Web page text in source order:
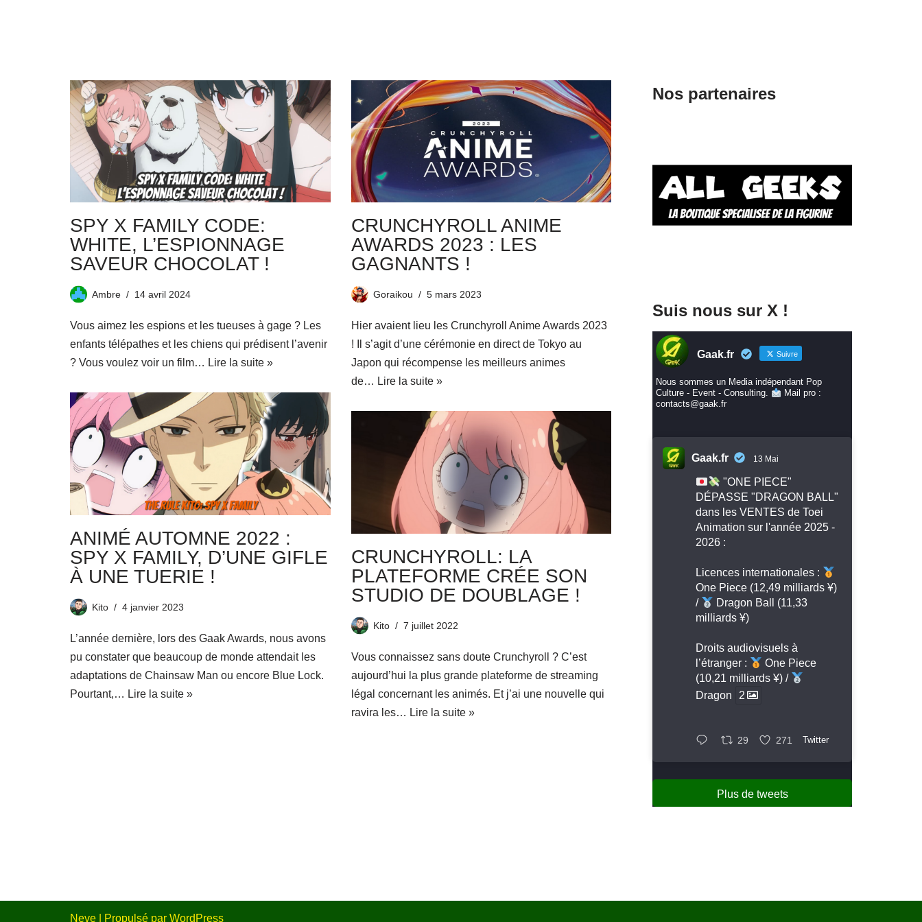
SPY X FAMILY CODE:
WHITE, L’ESPIONNAGE
SAVEUR CHOCOLAT !
Ambre 14 avril 2024
Vous aimez les espions et les tueuses à gage ? Les
enfants télépathes et les chiens qui prédisent l’avenir
? Vous voulez voir un film… Lire la suite »
CRUNCHYROLL ANIME
AWARDS 2023 : LES
GAGNANTS !
Goraikou 5 mars 2023
Hier avaient lieu les Crunchyroll Anime Awards 2023
! Il s’agit d’une cérémonie en direct de Tokyo au
Japon qui récompense les meilleurs animes
de… Lire la suite »
ANIMÉ AUTOMNE 2022 :
SPY X FAMILY, D’UNE GIFLE
À UNE TUERIE !
Kito 4 janvier 2023
L’année dernière, lors des Gaak Awards, nous avons
pu constater que beaucoup de monde attendait les
adaptations de Chainsaw Man ou encore Blue Lock.
Pourtant,… Lire la suite »
CRUNCHYROLL: LA
PLATEFORME CRÉE SON
STUDIO DE DOUBLAGE !
Kito 7 juillet 2022
Vous connaissez sans doute Crunchyroll ? C’est
aujourd’hui la plus grande plateforme de streaming
légal concernant les animés. Et j’ai une nouvelle qui
ravira les… Lire la suite »
Nos partenaires
Suis nous sur X !
Gaak.fr Suivre
Nous sommes un Media indépendant Pop
Culture - Event - Consulting.
Mail pro :
contacts@gaak.fr
Gaak.fr 13 Mai
"ONE PIECE"
DÉPASSE "DRAGON BALL"
dans les VENTES de Toei
Animation sur l'année 2025 -
2026 :
Licences internationales :
One Piece (12,49 milliards ¥)
/
Dragon Ball (11,33
milliards ¥)
Droits audiovisuels à
l’étranger :
One Piece
(10,21 milliards ¥) /
Dragon
2
29 271 Twitter
Plus de tweets
Neve | Propulsé par WordPress